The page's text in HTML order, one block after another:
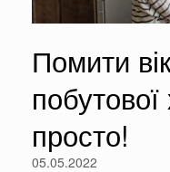
Помити
просто!
05.05.2022